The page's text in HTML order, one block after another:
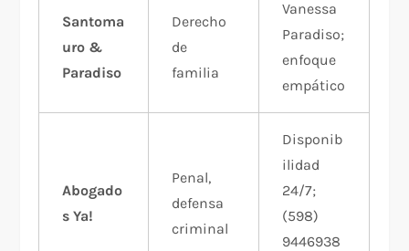
Santoma
uro &
Paradiso
Derecho
de
familia
Vanessa
Paradiso;
enfoque
empático​
Abogado
s Ya!
Penal,
defensa
criminal
Disponib
ilidad
24/7;
(598)
9446938